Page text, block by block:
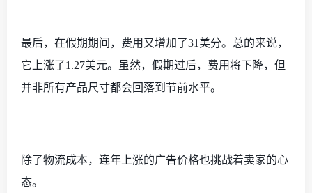
最后，在假期期间，费用又增加了31美分。总的来说，
它上涨了1.27美元。虽然，假期过后，费用将下降，但
并非所有产品尺寸都会回落到节前水平。
除了物流成本，连年上涨的广告价格也挑战着卖家的心
态。